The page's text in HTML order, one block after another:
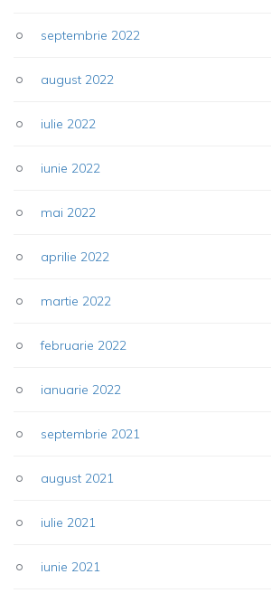
septembrie 2022
august 2022
iulie 2022
iunie 2022
mai 2022
aprilie 2022
martie 2022
februarie 2022
ianuarie 2022
septembrie 2021
august 2021
iulie 2021
iunie 2021